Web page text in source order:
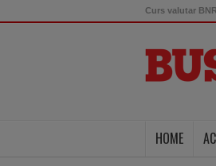
Curs valutar BNR
HOME